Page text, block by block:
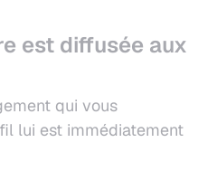
est diffusée aux
qui vous
lui est immédiatement